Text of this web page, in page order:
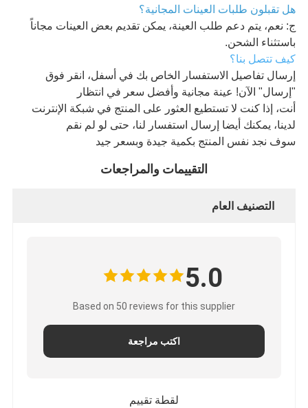
هل تقبلون طلبات العينات المجانية؟
ج: نعم، يتم دعم طلب العينة، يمكن تقديم بعض العينات مجاناً
باستثناء الشحن.
كيف تتصل بنا؟
إرسال تفاصيل الاستفسار الخاص بك في أسفل، انقر فوق
"إرسال" الآن! عينة مجانية وأفضل سعر في انتظار
أنت، إذا كنت لا تستطيع العثور على المنتج في شبكة الإنترنت
لدينا، يمكنك أيضا إرسال استفسار لنا، حتى لو لم نقم
سوف نجد نفس المنتج بكمية جيدة وبسعر جيد
التقييمات والمراجعات
التصنيف العام
5.0
Based on 50 reviews for this supplier
اكتب مراجعة
لقطة تقييم